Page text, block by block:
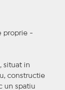
proprie -
situat in
constructie
un spatiu